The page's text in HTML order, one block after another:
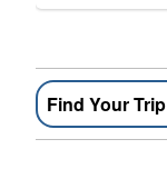
Find Your Trip